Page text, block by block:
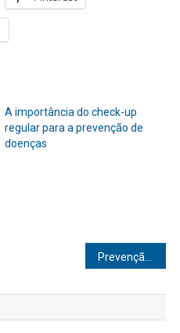
A importância do check-up
regular para a prevenção de
doenças